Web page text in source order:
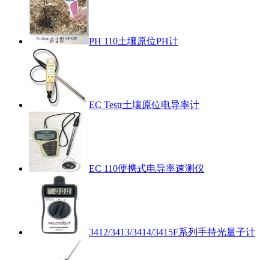
PH 110土壤原位PH计
EC Testr土壤原位电导率计
EC 110便携式电导率速测仪
3412/3413/3414/3415F系列手持光量子计